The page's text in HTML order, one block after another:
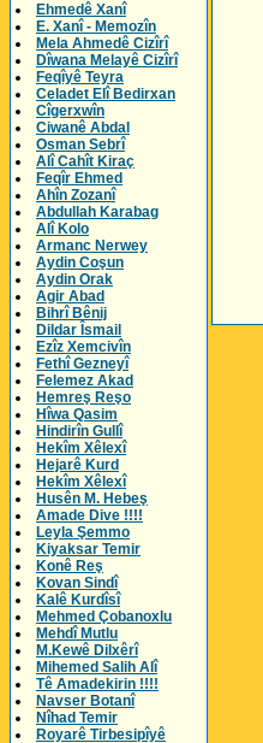
Ehmedê Xanî
E. Xanî - Memozîn
Mela Ahmedê Cizîrî
Dîwana Melayê Cizîrî
Feqîyê Teyra
Celadet Elî Bedirxan
Cîgerxwîn
Ciwanê Abdal
Osman Sebrî
Alî Cahît Kiraç
Feqîr Ehmed
Ahîn Zozanî
Abdullah Karabag
Alî Kolo
Armanc Nerwey
Aydin Coşun
Aydin Orak
Agir Abad
Bihrî Bênij
Dildar Îsmail
Ezîz Xemcivîn
Fethî Gezneyî
Felemez Akad
Hemreş Reşo
Hîwa Qasim
Hindirîn Gullî
Hekîm Xêlexî
Hejarê Kurd
Hekîm Xêlexî
Husên M. Hebeş
Amade Dive !!!!
Leyla Şemmo
Kiyaksar Temir
Konê Reş
Kovan Sindî
Kalê Kurdîsî
Mehmed Çobanoxlu
Mehdî Mutlu
M.Kewê Dilxêrî
Mihemed Salih Alî
Tê Amadekirin !!!!
Navser Botanî
Nîhad Temir
Royarê Tirbesipîyê